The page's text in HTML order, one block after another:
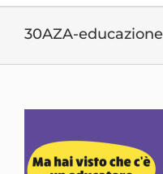
30AZA-